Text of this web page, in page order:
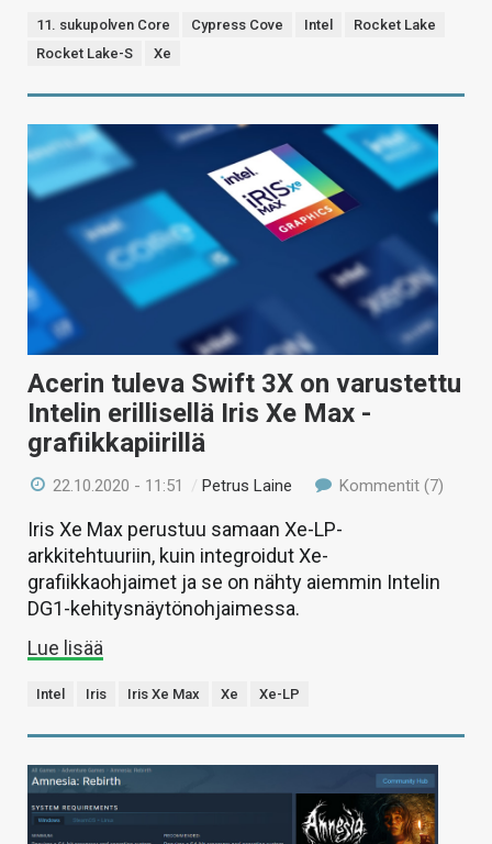
11. sukupolven Core Cypress Cove Intel
Rocket Lake
Rocket Lake-S
Xe
Acerin tuleva Swift 3X on varustettu
Intelin erillisellä Iris Xe Max -
grafiikkapiirillä
22.10.2020 - 11:51 /Petrus Laine Kommentit (7)
Iris Xe Max perustuu samaan Xe-LP-
arkkitehtuuriin, kuin integroidut Xe-
grafiikkaohjaimet ja se on nähty aiemmin Intelin
DG1-kehitysnäytönohjaimessa.
Lue lisää
Intel Iris Iris Xe Max Xe Xe-LP